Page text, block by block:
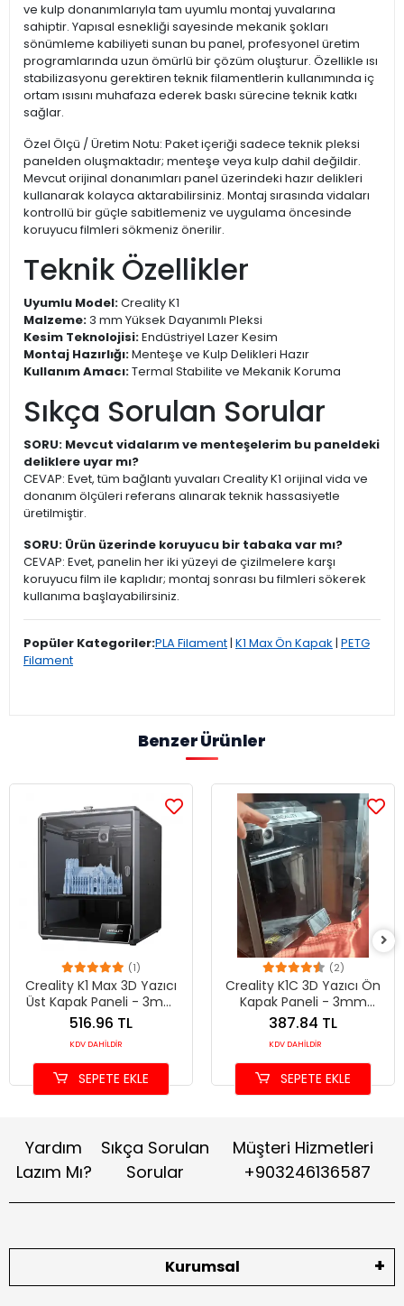
ve kulp donanımlarıyla tam uyumlu montaj yuvalarına
sahiptir. Yapısal esnekliği sayesinde mekanik şokları
sönümleme kabiliyeti sunan bu panel, profesyonel üretim
programlarında uzun ömürlü bir çözüm oluşturur. Özellikle ısı
stabilizasyonu gerektiren teknik filamentlerin kullanımında iç
ortam ısısını muhafaza ederek baskı sürecine teknik katkı
sağlar.
Özel Ölçü / Üretim Notu: Paket içeriği sadece teknik pleksi
panelden oluşmaktadır; menteşe veya kulp dahil değildir.
Mevcut orijinal donanımları panel üzerindeki hazır delikleri
kullanarak kolayca aktarabilirsiniz. Montaj sırasında vidaları
kontrollü bir güçle sabitlemeniz ve uygulama öncesinde
koruyucu filmleri sökmeniz önerilir.
Teknik Özellikler
Uyumlu Model:Creality K1
Malzeme:3 mm Yüksek Dayanımlı Pleksi
Kesim Teknolojisi:Endüstriyel Lazer Kesim
Montaj Hazırlığı:Menteşe ve Kulp Delikleri Hazır
Kullanım Amacı:Termal Stabilite ve Mekanik Koruma
Sıkça Sorulan Sorular
SORU: Mevcut vidalarım ve menteşelerim bu paneldeki
deliklere uyar mı?
CEVAP: Evet, tüm bağlantı yuvaları Creality K1 orijinal vida ve
donanım ölçüleri referans alınarak teknik hassasiyetle
üretilmiştir.
SORU: Ürün üzerinde koruyucu bir tabaka var mı?
CEVAP: Evet, panelin her iki yüzeyi de çizilmelere karşı
koruyucu film ile kaplıdır; montaj sonrası bu filmleri sökerek
kullanıma başlayabilirsiniz.
Popüler Kategoriler:PLA Filament| K1 Max Ön Kapak | PETG
Filament
Benzer Ürünler
(1)
Creality K1 Max 3D Yazıcı
Üst Kapak Paneli - 3mm
Kırılmaya Dayanıklı Pleksi
(Şeffaf / Füme)
516.96 TL
KDV DAHİLDİR
SEPETE EKLE
(2)
Creality K1C 3D Yazıcı Ön
Kapak Paneli - 3mm
Darbeye Dayanıklı Pleksi
(Şeffaf / Füme)
387.84 TL
KDV DAHİLDİR
SEPETE EKLE
Yardım
Lazım Mı?
Sıkça Sorulan
Sorular
Müşteri Hizmetleri
+903246136587
Kurumsal